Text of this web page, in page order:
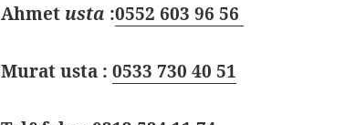
Ahmet usta :0552 603 96 56
Murat usta :0533 730 40 51